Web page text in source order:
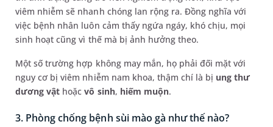
viêm nhiễm sẽ nhanh chóng lan rộng ra. Đồng nghĩa với
việc bệnh nhân luôn cảm thấy ngứa ngáy, khó chịu, mọi
sinh hoạt cũng vì thế mà bị ảnh hưởng theo.
Một số trường hợp không may mắn, họ phải đối mặt với
nguy cơ bị viêm nhiễm nam khoa, thậm chí là bị ung thư
dương vật hoặcvô sinh, hiếm muộn.
3. Phòng chống bệnh sùi mào gà như thế nào?